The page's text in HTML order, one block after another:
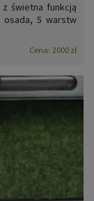
świetna funkcją
osada, 5 warstw
gwintem
różne dystanse
Cena: 2000 zł